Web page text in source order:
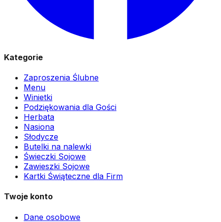
Kategorie
Zaproszenia Ślubne
Menu
Winietki
Podziękowania dla Gości
Herbata
Nasiona
Słodycze
Butelki na nalewki
Świeczki Sojowe
Zawieszki Sojowe
Kartki Świąteczne dla Firm
Twoje konto
Dane osobowe